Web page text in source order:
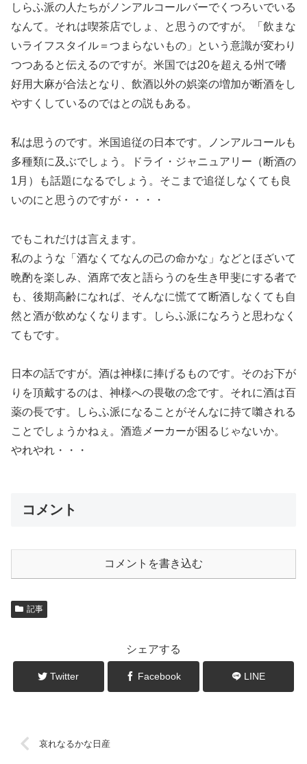
しらふ派の人たちがノンアルコールバーでくつろいでいる
なんて。それは喫茶店でしょ、と思うのですが。「飲まな
いライフスタイル＝つまらないもの」という意識が変わり
つつあると伝えるのですが。米国では20を超える州で嗜
好用大麻が合法となり、飲酒以外の娯楽の増加が断酒をし
やすくしているのではとの説もある。
私は思うのです。米国追従の日本です。ノンアルコールも
多種類に及ぶでしょう。ドライ・ジャニュアリー（断酒の
1月）も話題になるでしょう。そこまで追従しなくても良
いのにと思うのですが・・・・
でもこれだけは言えます。
私のような「酒なくてなんの己の命かな」などとほざいて
晩酌を楽しみ、酒席で友と語らうのを生き甲斐にする者で
も、後期高齢になれば、そんなに慌てて断酒しなくても自
然と酒が飲めなくなります。しらふ派になろうと思わなく
てもです。
日本の話ですが。酒は神様に捧げるものです。そのお下が
りを頂戴するのは、神様への畏敬の念です。それに酒は百
薬の長です。しらふ派になることがそんなに持て囃される
ことでしょうかねぇ。酒造メーカーが困るじゃないか。
やれやれ・・・
コメント
コメントを書き込む
記事
シェアする
Twitter Facebook LINE
哀れなるかな日産